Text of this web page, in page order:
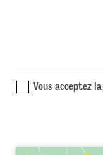
Vous acceptez la